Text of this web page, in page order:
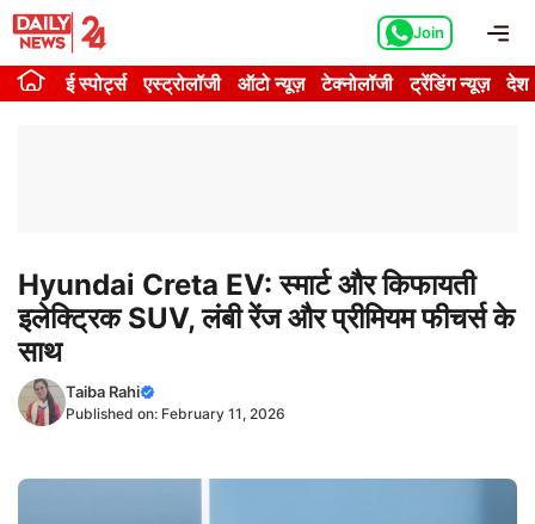
Skip
content
Join
ई स्पोर्ट्स एस्ट्रोलॉजी ऑटो न्यूज़ टेक्नोलॉजी ट्रेंडिंग न्यूज़ देश
Hyundai Creta EV: स्मार्ट और किफायती
इलेक्ट्रिक SUV, लंबी रेंज और प्रीमियम फीचर्स के
साथ
Taiba Rahi
Published on: February 11, 2026